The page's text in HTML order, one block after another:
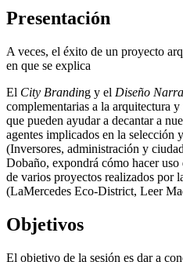
Presentación
A veces, el éxito de un proyecto
en que se explica
El City Branding y el Diseño
complementarias a la arquitectura
que pueden ayudar a decantar a
agentes implicados en la selección
(Inversores, administración y
Dobaño, expondrá cómo hacer uso
de varios proyectos realizados por
(LaMercedes Eco-District, Leer
Objetivos
El objetivo de la sesión es dar a